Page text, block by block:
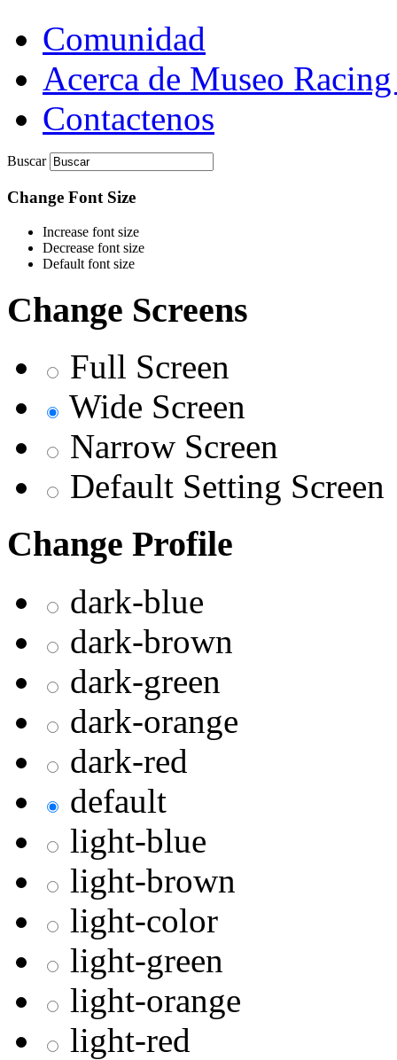
Comunidad
Acerca de Museo
Contactenos
Buscar
Change Font Size
Increase font size
Decrease font size
Default font size
Change Screens
Full Screen
Wide Screen
Narrow Screen
Default Setting Screen
Change Profile
dark-blue
dark-brown
dark-green
dark-orange
dark-red
default
light-blue
light-brown
light-color
light-green
light-orange
light-red